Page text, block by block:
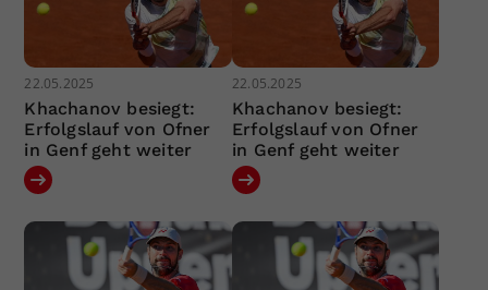
22.05.2025
Khachanov besiegt:
Erfolgslauf von Ofner
in Genf geht weiter
22.05.2025
Khachanov besiegt:
Erfolgslauf von Ofner
in Genf geht weiter